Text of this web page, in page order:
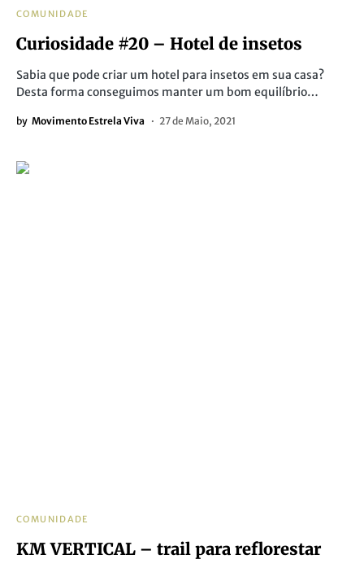
COMUNIDADE
Curiosidade #20 – Hotel de insetos
Sabia que pode criar um hotel para insetos em sua casa?
Desta forma conseguimos manter um bom equilíbrio…
by Movimento Estrela Viva 27 de Maio, 2021
COMUNIDADE
KM VERTICAL – trail para reflorestar